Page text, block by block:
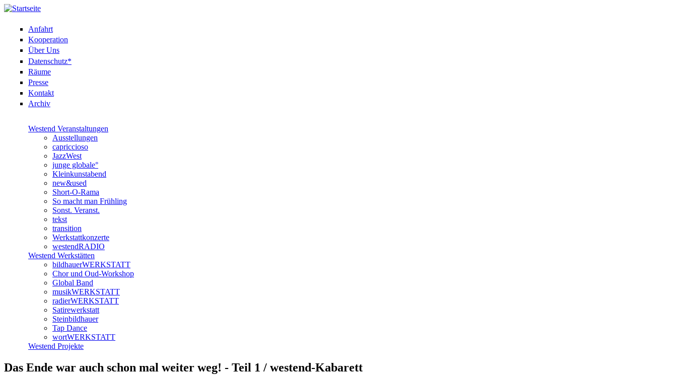
Anfahrt
Kooperation
Über Uns
Datenschutz*
Räume
Presse
Kontakt
Archiv
Westend Veranstaltungen
Ausstellungen
capriccioso
JazzWest
junge globale°
Kleinkunstabend
new&used
Short-O-Rama
So macht man Frühling
Sonst. Veranst.
tekst
transition
Werkstattkonzerte
westendRADIO
Westend Werkstätten
bildhauerWERKSTATT
Chor und Oud-Workshop
Global Band
musikWERKSTATT
radierWERKSTATT
Satirewerkstatt
Steinbildhauer
Tap Dance
wortWERKSTATT
Westend Projekte
Das Ende war auch schon mal weiter weg! - Teil 1 / westend-Kabarett